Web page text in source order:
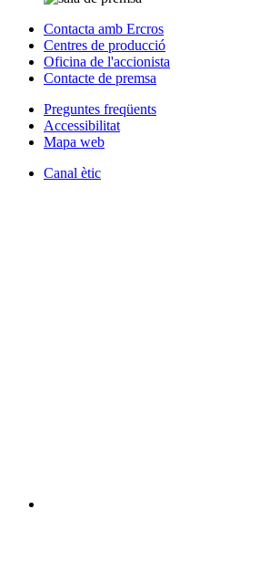
Contacta amb Ercros
Centres de producció
Oficina de l'accionista
Contacte de premsa
Preguntes freqüents
Accessibilitat
Mapa web
Canal ètic